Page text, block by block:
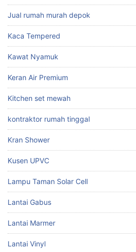
Jual rumah murah depok
Kaca Tempered
Kawat Nyamuk
Keran Air Premium
Kitchen set mewah
kontraktor rumah tinggal
Kran Shower
Kusen UPVC
Lampu Taman Solar Cell
Lantai Gabus
Lantai Marmer
Lantai Vinyl